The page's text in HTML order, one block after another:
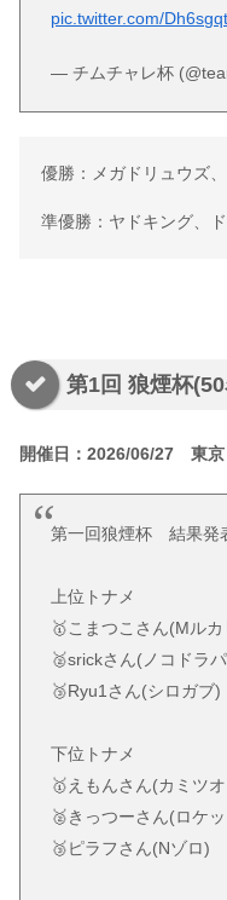
pic.twitter.com/
— チムチャレ杯
優勝：メガドリュウズ
準優勝：ヤドキング、
第1回 狼煙杯
開催日：2026/06/27 東
第一回狼煙杯 結果発
上位トナメ
🥇こまつこさん(Mルカ
🥈srickさん(ノコドラ
🥉Ryu1さん(シロガブ)
下位トナメ
🥇えもんさん(カミツ
🥈きっつーさん(ロケ
🥉ピラフさん(Nゾロ)